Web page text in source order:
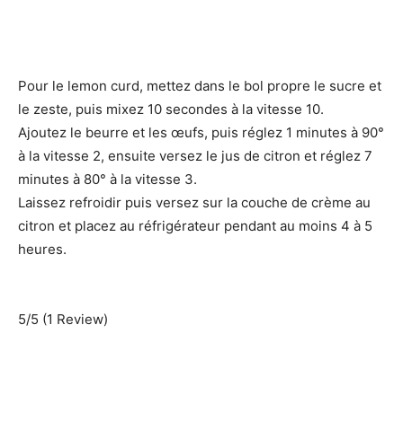
Pour le lemon curd, mettez dans le bol propre le sucre et
le zeste, puis mixez 10 secondes à la vitesse 10.
Ajoutez le beurre et les œufs, puis réglez 1 minutes à 90°
à la vitesse 2, ensuite versez le jus de citron et réglez 7
minutes à 80° à la vitesse 3.
Laissez refroidir puis versez sur la couche de crème au
citron et placez au réfrigérateur pendant au moins 4 à 5
heures.
5/5 (1 Review)